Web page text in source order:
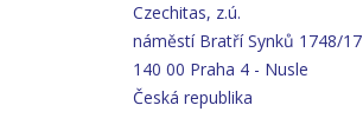
Czechitas, z.ú.
náměstí Bratří Synků 1748/17
140 00 Praha 4 - Nusle
Česká republika